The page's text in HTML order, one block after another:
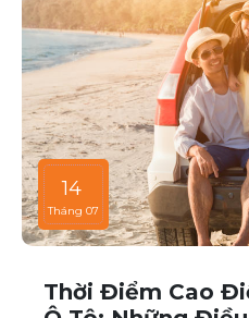
14
Tháng 07
Thời Điểm Cao